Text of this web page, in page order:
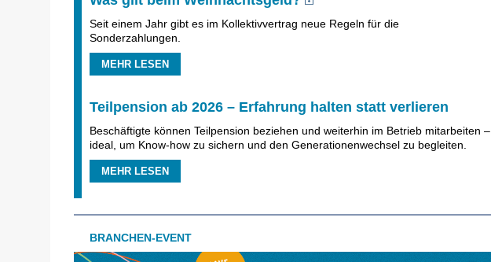
Seit einem Jahr gibt es im Kollektivvertrag neue Regeln für die
Sonderzahlungen.
MEHR LESEN
Teilpension ab 2026 – Erfahrung halten statt verlieren
Beschäftigte können Teilpension beziehen und weiterhin im Betrieb mitarbeiten –
ideal, um Know-how zu sichern und den Generationenwechsel zu begleiten.
MEHR LESEN
BRANCHEN-EVENT